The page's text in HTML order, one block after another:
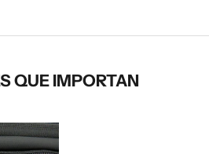
QUE IMPORTAN